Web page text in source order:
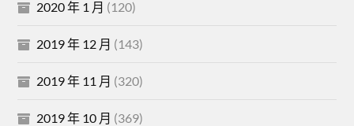
2020 年 1 月 (120)
2019 年 12 月 (143)
2019 年 11 月 (320)
2019 年 10 月 (369)